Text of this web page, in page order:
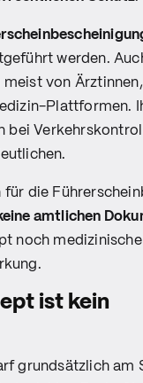
werden.
von
Plattformen.
bei
für die
amtlichen
noch
ist kein
grundsätzlich am